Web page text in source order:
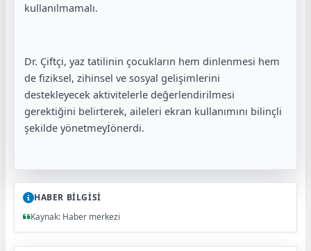
kullanılmamalı.
Dr. Çiftçi, yaz tatilinin çocukların hem dinlenmesi hem
de fiziksel, zihinsel ve sosyal gelişimlerini
destekleyecek aktivitelerle değerlendirilmesi
gerektiğini belirterek, aileleri ekran kullanımını bilinçli
şekilde yönetmeyİönerdi.
HABER BİLGİSİ
Kaynak: Haber merkezi